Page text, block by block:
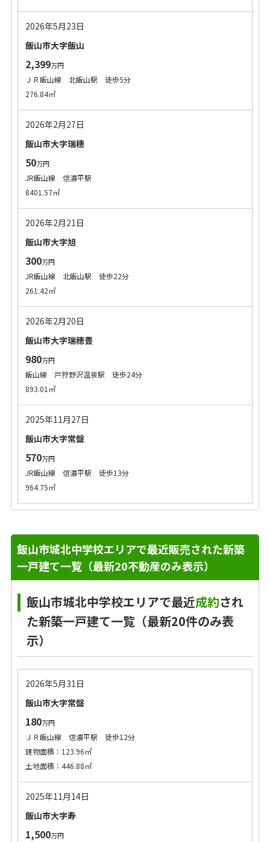
2026年5月23日
飯山市大字飯山
2,399万円
ＪＲ飯山線 北飯山駅 徒歩5分
276.84㎡
2026年2月27日
飯山市大字瑞穂
50万円
JR飯山線 信濃平駅
8401.57㎡
2026年2月21日
飯山市大字旭
300万円
JR飯山線 北飯山駅 徒歩22分
261.42㎡
2026年2月20日
飯山市大字瑞穂豊
980万円
飯山線 戸狩野沢温泉駅 徒歩24分
893.01㎡
2025年11月27日
飯山市大字常盤
570万円
JR飯山線 信濃平駅 徒歩13分
964.75㎡
飯山市城北中学校エリアで最近販売された新築
一戸建て一覧（最新20不動産のみ表示）
飯山市城北中学校エリアで最近成約され
た新築一戸建て一覧（最新20件のみ表
示）
2026年5月31日
飯山市大字常盤
180万円
ＪＲ飯山線 信濃平駅 徒歩12分
建物面積：123.96㎡
土地面積：446.88㎡
2025年11月14日
飯山市大字寿
1,500万円